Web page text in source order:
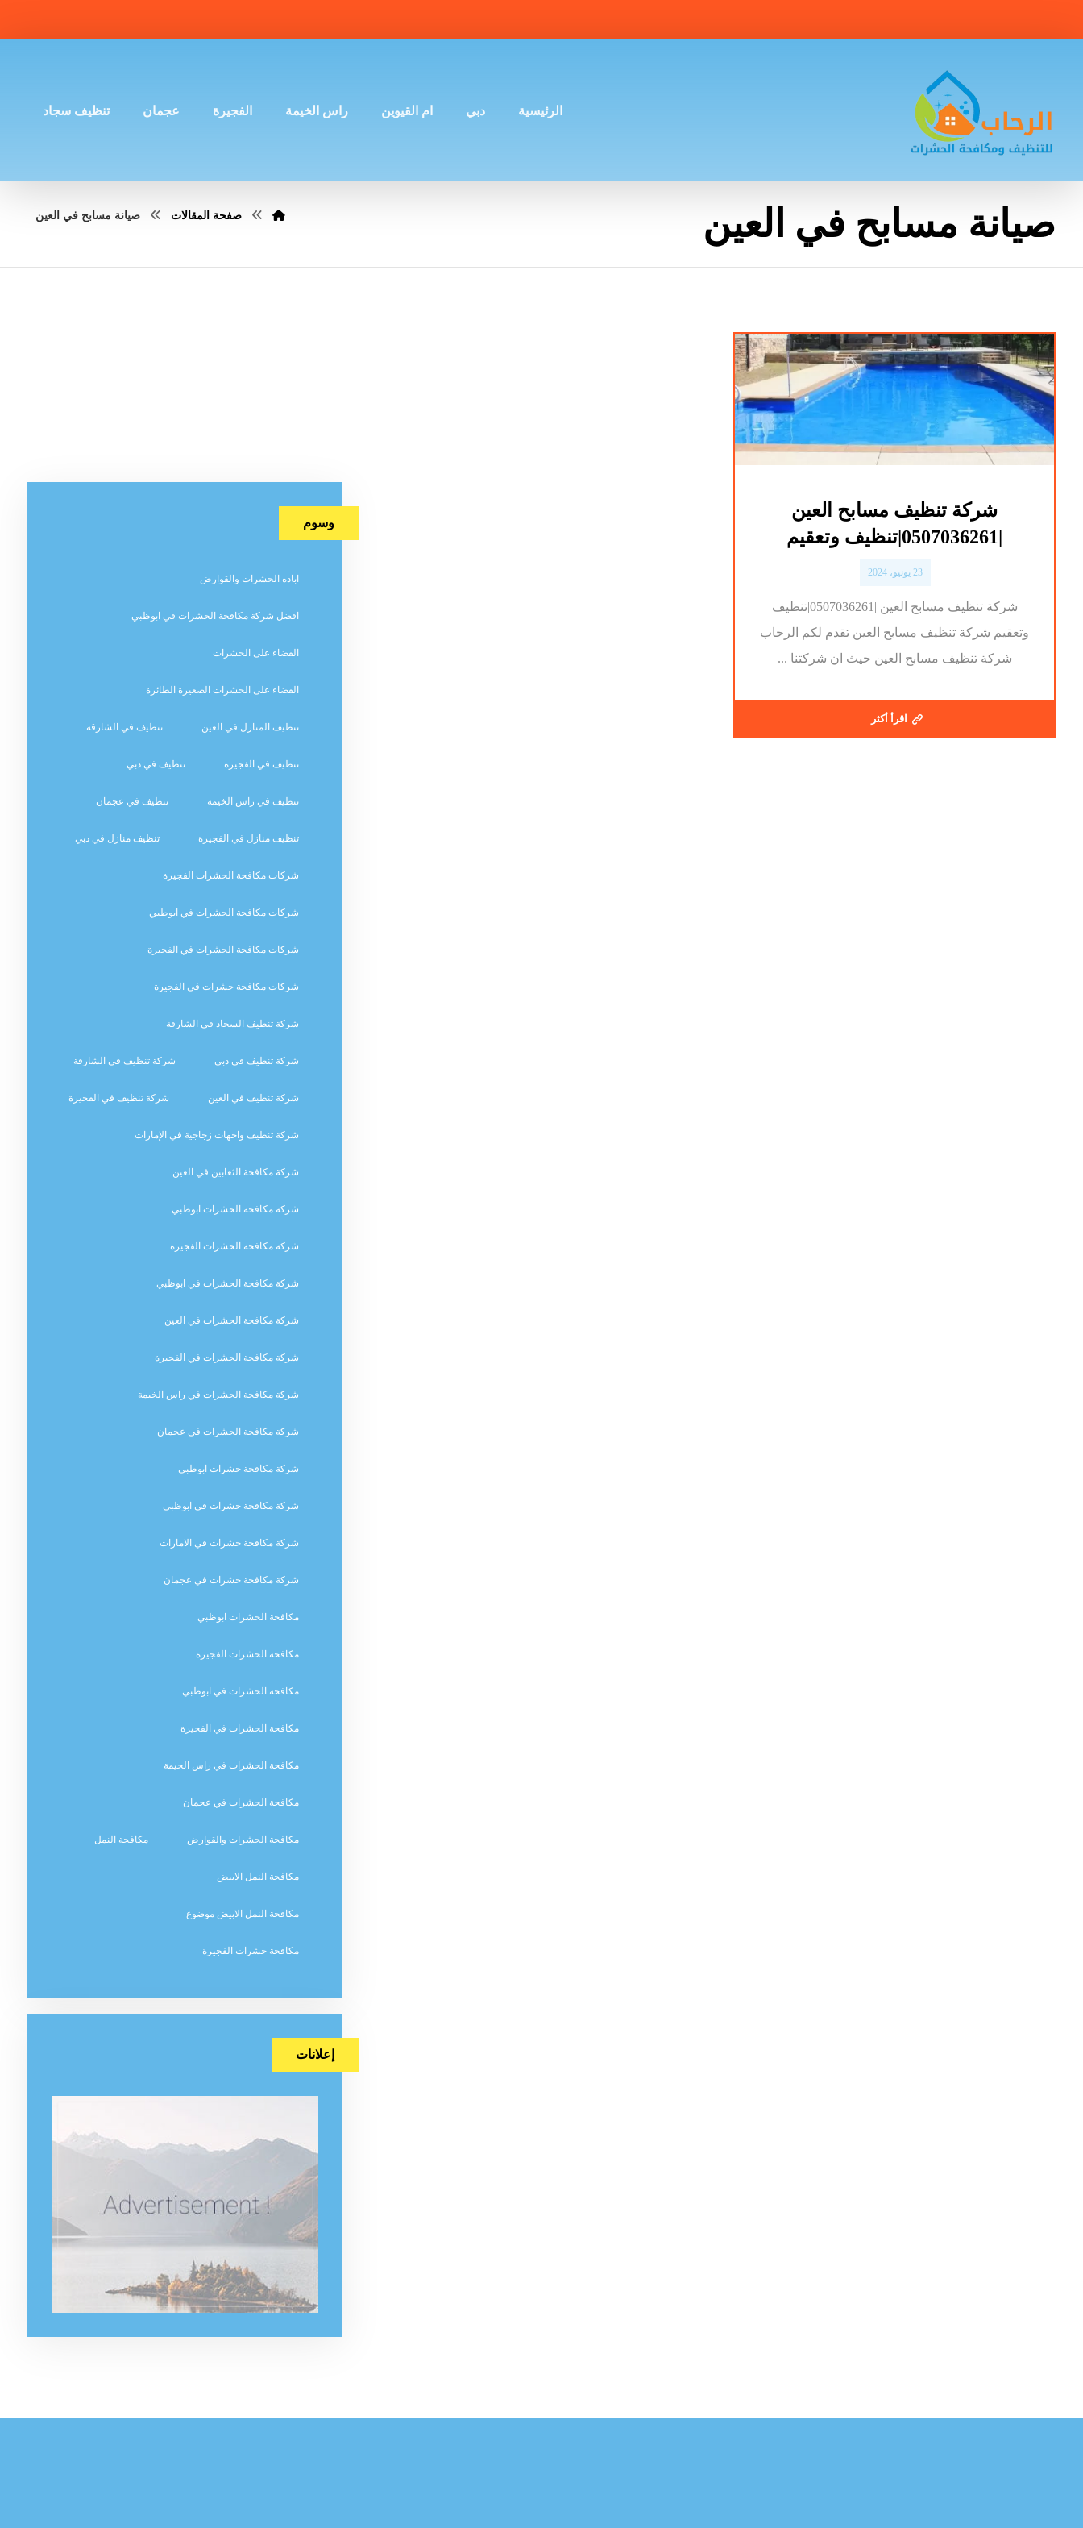
الرئيسية دبي ام القيوين راس الخيمة الفجيرة عجمان تنظيف سجاد
صيانة مسابح في العين صفحة المقالات صيانة مسابح في العين
شركة تنظيف مسابح العين
23 يونيو، 2024
شركة تنظيف مسابح العين |0507036261|تنظيف
وتعقيم شركة تنظيف مسابح العين تقدم لكم الرحاب
شركة تنظيف مسابح العين حيث ان شركتنا ...
اقرأ أكثر
وسوم
اباده الحشرات والقوارض
افضل شركة مكافحة الحشرات في ابوظبي
القضاء على الحشرات
القضاء على الحشرات الصغيرة الطائرة
تنظيف المنازل في العين تنظيف في الشارقة
تنظيف في الفجيرة تنظيف في دبي
تنظيف في راس الخيمة تنظيف في عجمان
تنظيف منازل في الفجيرة تنظيف منازل في دبي
شركات مكافحة الحشرات الفجيرة
شركات مكافحة الحشرات في ابوظبي
شركات مكافحة الحشرات في الفجيرة
شركات مكافحة حشرات في الفجيرة
شركة تنظيف السجاد في الشارقة
شركة تنظيف في دبي شركة تنظيف في الشارقة
شركة تنظيف في العين شركة تنظيف في الفجيرة
شركة تنظيف واجهات زجاجية في الإمارات
شركة مكافحة الثعابين في العين
شركة مكافحة الحشرات ابوظبي
شركة مكافحة الحشرات الفجيرة
شركة مكافحة الحشرات في ابوظبي
شركة مكافحة الحشرات في العين
شركة مكافحة الحشرات في الفجيرة
شركة مكافحة الحشرات في راس الخيمة
شركة مكافحة الحشرات في عجمان
شركة مكافحة حشرات ابوظبي
شركة مكافحة حشرات في ابوظبي
شركة مكافحة حشرات في الامارات
شركة مكافحة حشرات في عجمان
مكافحة الحشرات ابوظبي
مكافحة الحشرات الفجيرة
مكافحة الحشرات في ابوظبي
مكافحة الحشرات في الفجيرة
مكافحة الحشرات في راس الخيمة
مكافحة الحشرات في عجمان
مكافحة الحشرات والقوارض مكافحة النمل
مكافحة النمل الابيض
مكافحة النمل الابيض موضوع
مكافحة حشرات الفجيرة
إعلانات